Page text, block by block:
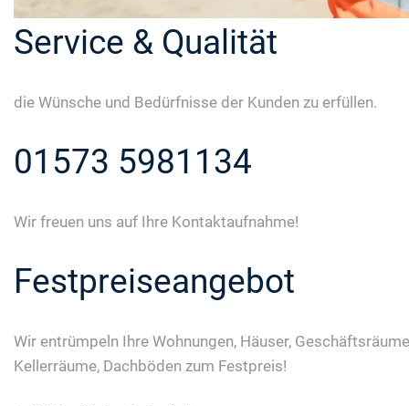
Service & Qualität
die Wünsche und Bedürfnisse der Kunden zu erfüllen.
01573 5981134
Wir freuen uns auf Ihre Kontaktaufnahme!
Festpreiseangebot
Wir entrümpeln Ihre Wohnungen, Häuser,
Kellerräume, Dachböden zum Festpreis!